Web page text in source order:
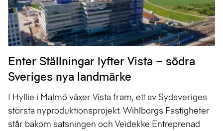
Enter Ställningar lyfter Vista – södra
Sveriges nya landmärke
I Hyllie i Malmö växer Vista fram, ett av Sydsveriges
största nyproduktionsprojekt. Wihlborgs Fastigheter
står bakom satsningen och Veidekke Entreprenad